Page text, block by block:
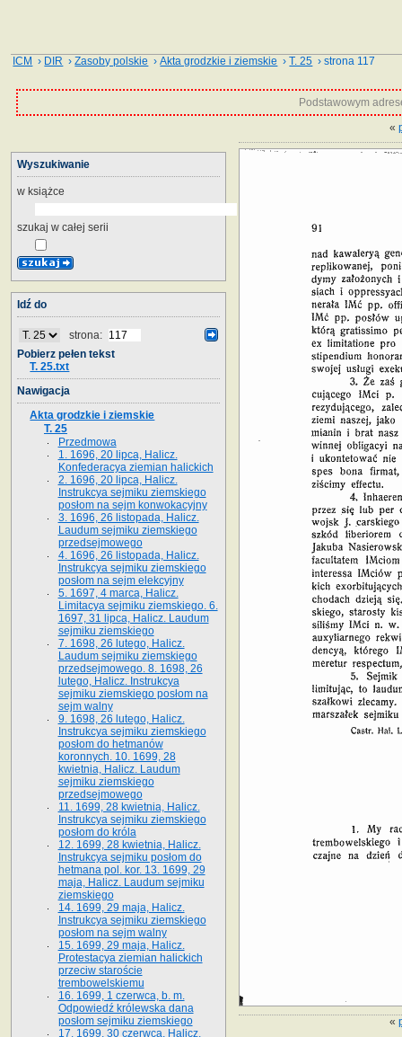
ICM › DIR ›Zasoby polskie ›Akta grodzkie i ziemskie ›T. 25 › strona 117
Podstawowym
«
«
Wyszukiwanie
w książce
szukaj w całej serii
Idź do
strona:
Pobierz pełen tekst
T. 25.txt
Nawigacja
Akta grodzkie i ziemskie
T. 25
Przedmowa
1. 1696, 20 lipca, Halicz.
Konfederacya ziemian halickich
2. 1696, 20 lipca, Halicz.
Instrukcya sejmiku ziemskiego
posłom na sejm konwokacyjny
3. 1696, 26 listopada, Halicz.
Laudum sejmiku ziemskiego
przedsejmowego
4. 1696, 26 listopada, Halicz.
Instrukcya sejmiku ziemskiego
posłom na sejm elekcyjny
5. 1697, 4 marca, Halicz.
Limitacya sejmiku ziemskiego. 6.
1697, 31 lipca, Halicz. Laudum
sejmiku ziemskiego
7. 1698, 26 lutego, Halicz.
Laudum sejmiku ziemskiego
przedsejmowego. 8. 1698, 26
lutego, Halicz. Instrukcya
sejmiku ziemskiego posłom na
sejm walny
9. 1698, 26 lutego, Halicz.
Instrukcya sejmiku ziemskiego
posłom do hetmanów
koronnych. 10. 1699, 28
kwietnia, Halicz. Laudum
sejmiku ziemskiego
przedsejmowego
11. 1699, 28 kwietnia, Halicz.
Instrukcya sejmiku ziemskiego
posłom do króla
12. 1699, 28 kwietnia, Halicz.
Instrukcya sejmiku posłom do
hetmana pol. kor. 13. 1699, 29
maja, Halicz. Laudum sejmiku
ziemskiego
14. 1699, 29 maja, Halicz.
Instrukcya sejmiku ziemskiego
posłom na sejm walny
15. 1699, 29 maja, Halicz.
Protestacya ziemian halickich
przeciw staroście
trembowelskiemu
16. 1699, 1 czerwca, b. m.
Odpowiedź królewska dana
posłom sejmiku ziemskiego
17. 1699, 30 czerwca, Halicz.